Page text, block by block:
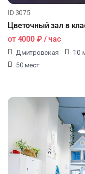
ID 3075
Цветочный зал в
от 4000 ₽/ час
Дмитровская 10
50 мест